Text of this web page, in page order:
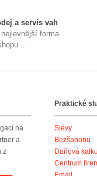
a servis vah
forma
...
na
a
z
Praktické
Slevy
Bezšanonu
Daňová
Centrum